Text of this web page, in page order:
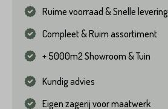
Ruime voorraad & Snelle levering
Compleet & Ruim assortiment
+ 5000m2 Showroom & Tuin
Kundig advies
Eigen zagerij voor maatwerk